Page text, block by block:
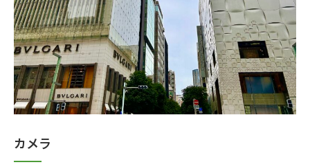
カメラ